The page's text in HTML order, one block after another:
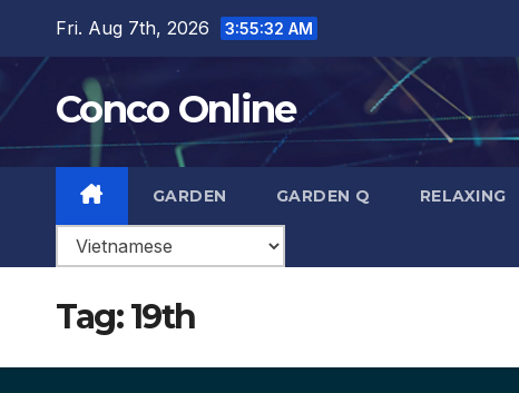
content
Fri. Aug 7th, 2026 3:55:33 AM
Conco Online
GARDEN GARDEN Q RELAXING
Tag:19th